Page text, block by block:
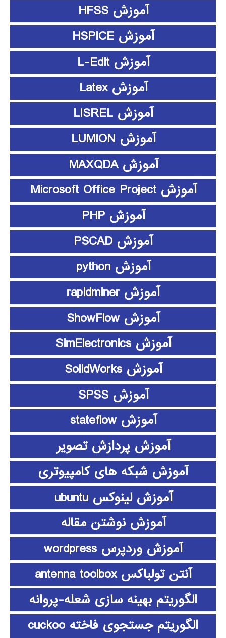
آموزش HFSS
آموزش HSPICE
آموزش L-Edit
آموزش Latex
آموزش LISREL
آموزش LUMION
آموزش MAXQDA
آموزش Microsoft Office Project
آموزش PHP
آموزش PSCAD
آموزش python
آموزش rapidminer
آموزش ShowFlow
آموزش SimElectronics
آموزش SolidWorks
آموزش SPSS
آموزش stateflow
آموزش پردازش تصویر
آموزش شبکه های کامپیوتری
آموزش لینوکس ubuntu
آموزش نوشتن مقاله
آموزش وردپرس wordpress
آنتن تولباکس antenna toolbox
الگوریتم بهینه سازی شعله-پروانه
الگوریتم جستجوی فاخته cuckoo